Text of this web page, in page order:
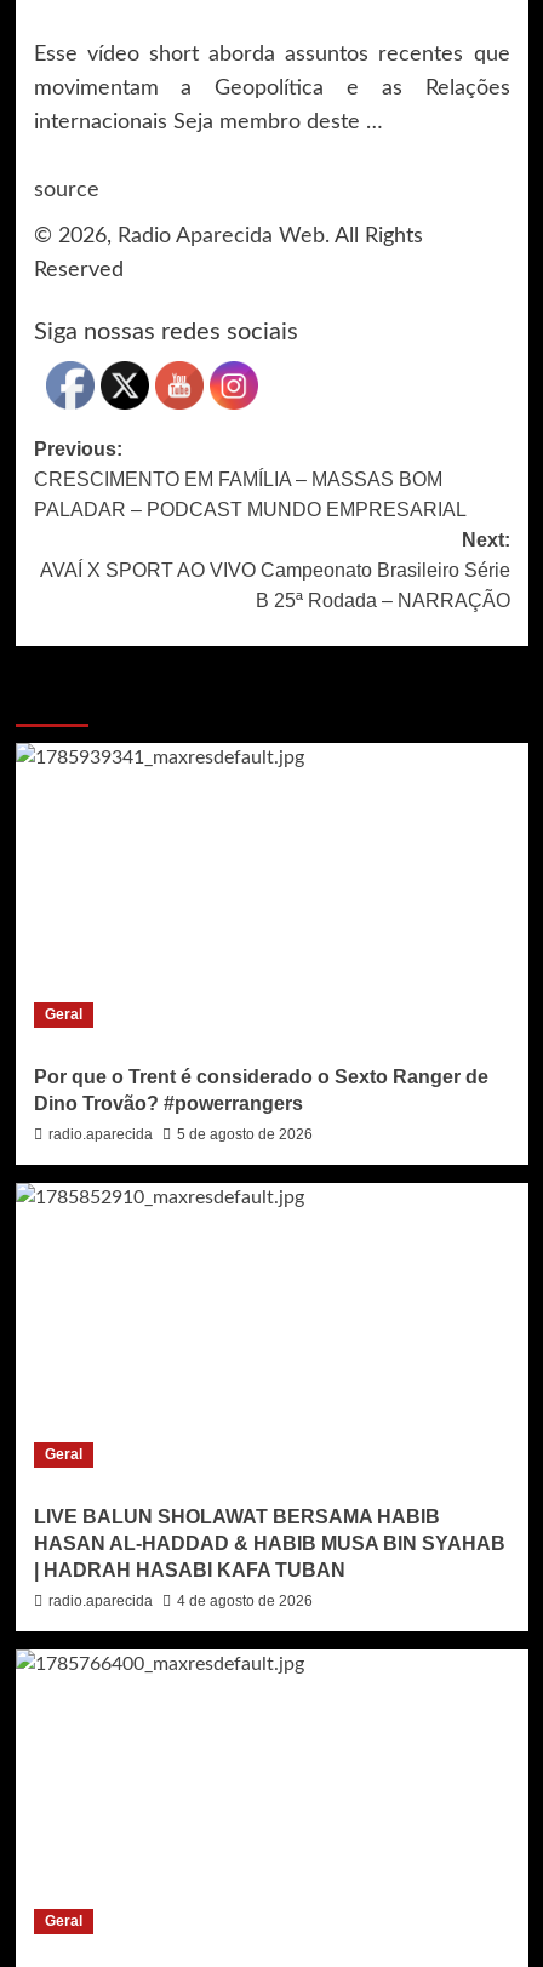
Esse vídeo short aborda assuntos recentes que
movimentam a Geopolítica e as Relações
internacionais Seja membro deste …
source
© 2026, Radio Aparecida Web. All Rights
Reserved
Siga nossas redes sociais
Post
navigation
Previous:
CRESCIMENTO EM FAMÍLIA – MASSAS BOM
PALADAR – PODCAST MUNDO EMPRESARIAL
Next:
AVAÍ X SPORT AO VIVO Campeonato Brasileiro Série
B 25ª Rodada – NARRAÇÃO
Geral
Por que o Trent é considerado o Sexto Ranger de
Dino Trovão? #powerrangers
radio.aparecida 5 de agosto de 2026
Geral
LIVE BALUN SHOLAWAT BERSAMA HABIB
HASAN AL-HADDAD & HABIB MUSA BIN SYAHAB
| HADRAH HASABI KAFA TUBAN
radio.aparecida 4 de agosto de 2026
Geral